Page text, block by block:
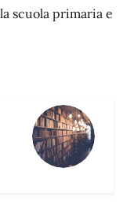
scuola primaria e